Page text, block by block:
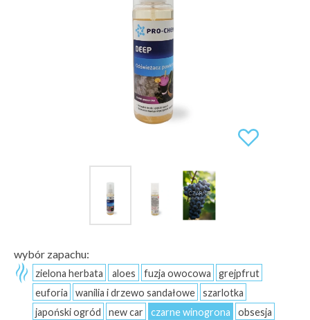
wybór zapachu:
zielona herbata aloes fuzja owocowa
grejpfrut
euforia
wanilia i drzewo sandałowe
szarlotka
japoński ogród
new car czarne winogrona
obsesja